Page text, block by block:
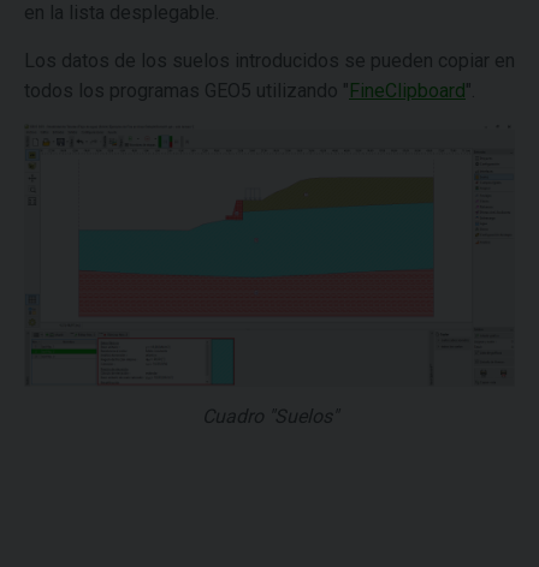
en la lista desplegable.
Los datos de los suelos introducidos se pueden copiar en
todos los programas GEO5 utilizando "FineClipboard".
Cuadro "Suelos"